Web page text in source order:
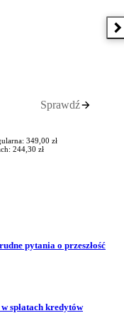
Sprawdź
349,00 zł
244,30 zł
pytania o przeszłość
spłatach kredytów